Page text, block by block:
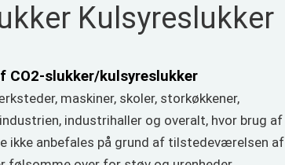
Kulsyreslukker
CO2-slukker/kulsyreslukker
maskiner, skoler, storkøkkener,
industrihaller og overalt, hvor brug af
ikke anbefales på grund af tilstedeværelsen af